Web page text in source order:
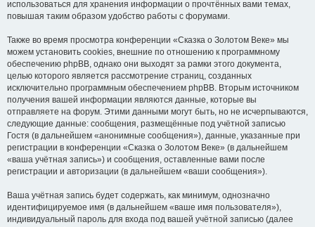
использоваться для хранения информации о прочтённых вами темах,
повышая таким образом удобство работы с форумами.
Также во время просмотра конференции «Сказка о Золотом Веке» мы
можем установить cookies, внешние по отношению к программному
обеспечению phpBB, однако они выходят за рамки этого документа,
целью которого является рассмотрение страниц, созданных
исключительно программным обеспечением phpBB. Вторым источником
получения вашей информации являются данные, которые вы
отправляете на форум. Этими данными могут быть, но не исчерпываются,
следующие данные: сообщения, размещённые под учётной записью
Гостя (в дальнейшем «анонимные сообщения»), данные, указанные при
регистрации в конференции «Сказка о Золотом Веке» (в дальнейшем
«ваша учётная запись») и сообщения, оставленные вами после
регистрации и авторизации (в дальнейшем «ваши сообщения»).
Ваша учётная запись будет содержать, как минимум, однозначно
идентифицируемое имя (в дальнейшем «ваше имя пользователя»),
индивидуальный пароль для входа под вашей учётной записью (далее